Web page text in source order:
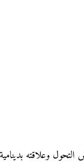
وعلاقته بدينامية